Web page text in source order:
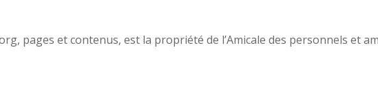
pages et contenus, est la propriété de l’Amicale des personnels et